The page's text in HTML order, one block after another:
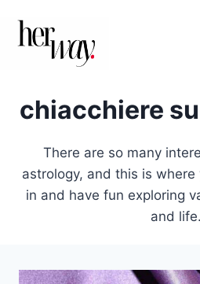
contenuto
chiacchiere
There are so many
astrology, and this is where
in and have fun exploring
and life.